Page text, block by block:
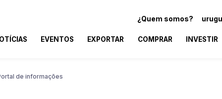
¿Quem somos?
EVENTOS EXPORTAR COMPRAR INVESTIR
de informações